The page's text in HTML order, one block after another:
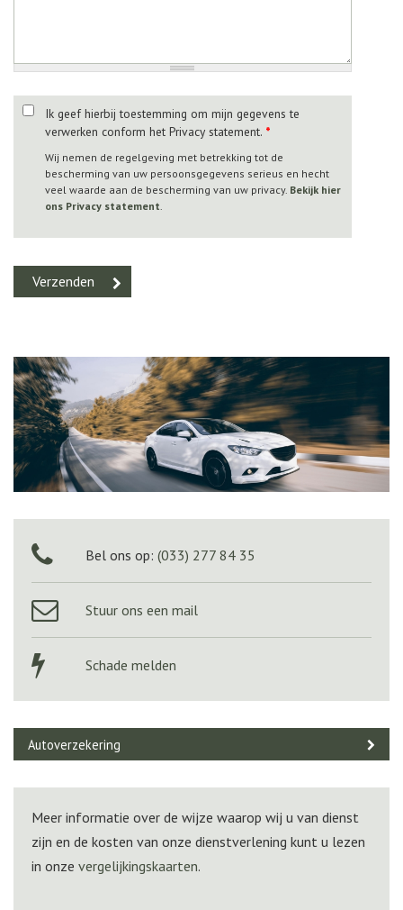
Ik geef hierbij toestemming om mijn gegevens te
verwerken conform het Privacy statement. *
Wij nemen de regelgeving met betrekking tot de
bescherming van uw persoonsgegevens serieus en hecht
veel waarde aan de bescherming van uw privacy. Bekijk hier
ons Privacy statement.
Bel ons op: (033) 277 84 35
Stuur ons een mail
Schade melden
Autoverzekering
Meer informatie over de wijze waarop wij u van dienst
zijn en de kosten van onze dienstverlening kunt u lezen
in onze vergelijkingskaarten.